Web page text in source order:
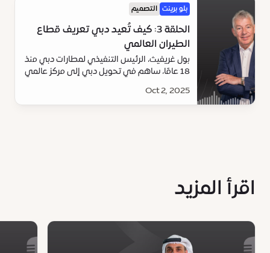
بلو برينت التصميم
الحلقة 3: كيف تُعيد دبي تعريف قطاع
الطيران العالمي
بول غريفيث، الرئيس التنفيذي لمطارات دبي منذ
18 عامًا، ساهم في تحويل دبي إلى مركز عالمي
إعادة تعريف مستقبل السفر في أحدث بودكاست
بلوبرينت.
Oct 2, 2025
اقرأ المزيد